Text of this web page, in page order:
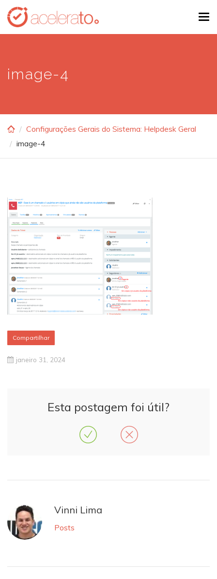
Skip
main
image-4
Configurações Gerais do Sistema: Helpdesk Geral
image-4
Compartilhar
janeiro 31, 2024
Esta postagem foi útil?
Vinni Lima
Posts